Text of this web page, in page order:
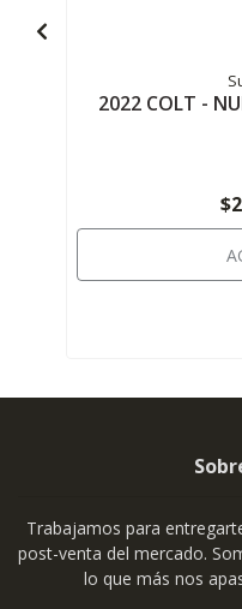
2022 COLT -
Trabajamos para
post-venta del mercado.
lo que más nos